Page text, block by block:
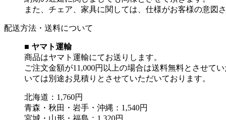
また、チェア、家具に関しては、仕様がお客様の意図
配送方法・送料について
■ ヤマト運輸
商品はヤマト運輸にてお送りします。
ご注文金額が11,000円以上の場合は送料無料とさせて
いては別途お見積りとさせていただいております。
北海道：1,760円
青森・秋田・岩手・沖縄：1,540円
宮城・山形・福島：1,320円